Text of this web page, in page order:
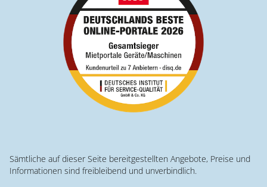
Sämtliche auf dieser Seite bereitgestellten Angebote, Preise und
Informationen sind freibleibend und unverbindlich.